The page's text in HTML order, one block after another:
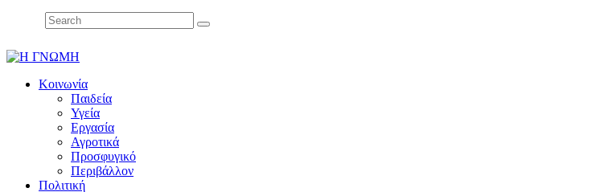
Κοινωνία
Παιδεία
Υγεία
Εργασία
Αγροτικά
Προσφυγικό
Περιβάλλον
Πολιτική